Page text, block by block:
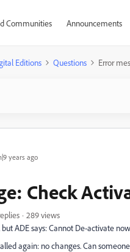
Communities Announcements
Editions Questions Error
years ago
Check
289 views
ADE says: Cannot De-activate
again: no changes. Can